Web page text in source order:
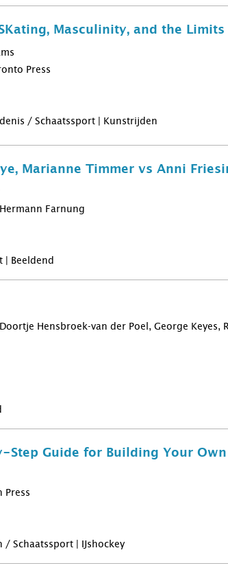
Masculinity, and the Limits
Press
/ Schaatssport | Kunstrijden
Marianne Timmer vs Anni
Farnung
| Beeldend
Hensbroek-van der Poel, George Keyes,
Step Guide for Building Your
Press
/ Schaatssport | IJshockey